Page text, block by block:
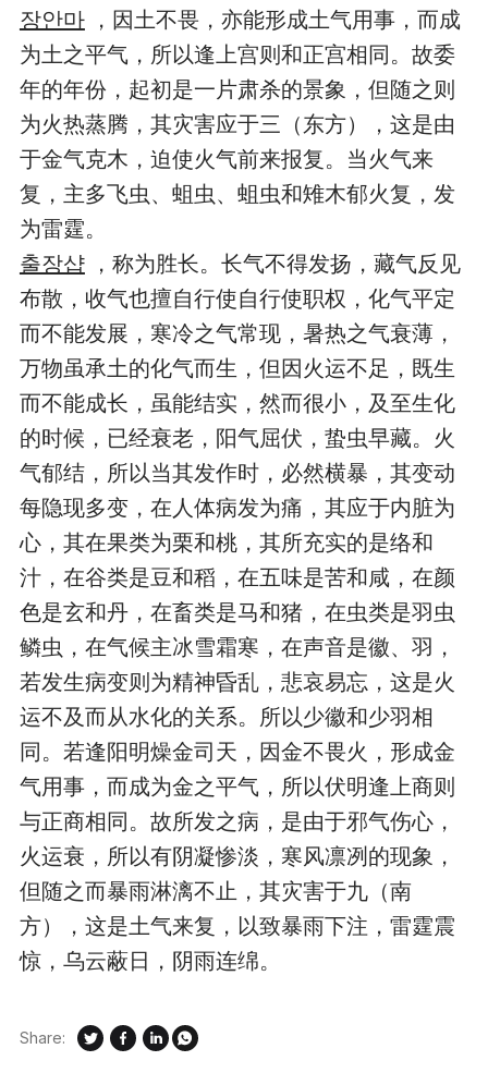
장안마，因土不畏，亦能形成土气用事，而成
为土之平气，所以逢上宫则和正宫相同。故委
年的年份，起初是一片肃杀的景象，但随之则
为火热蒸腾，其灾害应于三（东方），这是由
于金气克木，迫使火气前来报复。当火气来
复，主多飞虫、蛆虫、蛆虫和雉木郁火复，发
为雷霆。
출장샵，称为胜长。长气不得发扬，藏气反见
布散，收气也擅自行使自行使职权，化气平定
而不能发展，寒冷之气常现，暑热之气衰薄，
万物虽承土的化气而生，但因火运不足，既生
而不能成长，虽能结实，然而很小，及至生化
的时候，已经衰老，阳气屈伏，蛰虫早藏。火
气郁结，所以当其发作时，必然横暴，其变动
每隐现多变，在人体病发为痛，其应于内脏为
心，其在果类为栗和桃，其所充实的是络和
汁，在谷类是豆和稻，在五味是苦和咸，在颜
色是玄和丹，在畜类是马和猪，在虫类是羽虫
鳞虫，在气候主冰雪霜寒，在声音是徽、羽，
若发生病变则为精神昏乱，悲哀易忘，这是火
运不及而从水化的关系。所以少徽和少羽相
同。若逢阳明燥金司天，因金不畏火，形成金
气用事，而成为金之平气，所以伏明逢上商则
与正商相同。故所发之病，是由于邪气伤心，
火运衰，所以有阴凝惨淡，寒风凛冽的现象，
但随之而暴雨淋漓不止，其灾害于九（南
方），这是土气来复，以致暴雨下注，雷霆震
惊，乌云蔽日，阴雨连绵。
Share: